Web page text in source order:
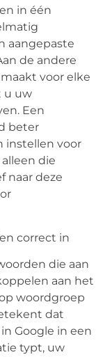
in één
aangepaste
de andere
voor elke
u uw
Een
beter
instellen voor
die
naar deze
correct in
die aan
aan het
woordgroep
dat
Google in een
typt, uw